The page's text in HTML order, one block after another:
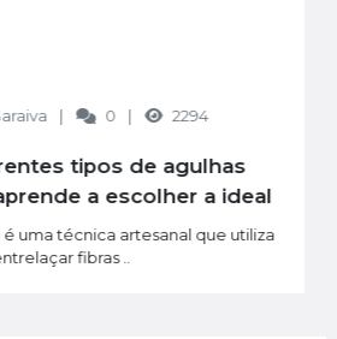
Saraiva 0 2714
que Transforma Lã em
Podem Fazer!)
de lã macia em pequenos
ou até personagens enc..